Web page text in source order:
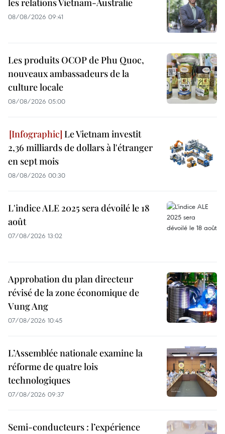
les relations Vietnam-Australie
08/08/2026 09:41
Les produits OCOP de Phu Quoc,
nouveaux ambassadeurs de la
culture locale
08/08/2026 05:00
Le Vietnam investit
2,36 milliards de dollars à l'étranger
en sept mois
08/08/2026 00:30
L'indice ALE 2025 sera dévoilé le 18
août
07/08/2026 13:02
Approbation du plan directeur
révisé de la zone économique de
Vung Ang
07/08/2026 10:45
L’Assemblée nationale examine la
réforme de quatre lois
technologiques
07/08/2026 09:37
Semi-conducteurs : l’expérience